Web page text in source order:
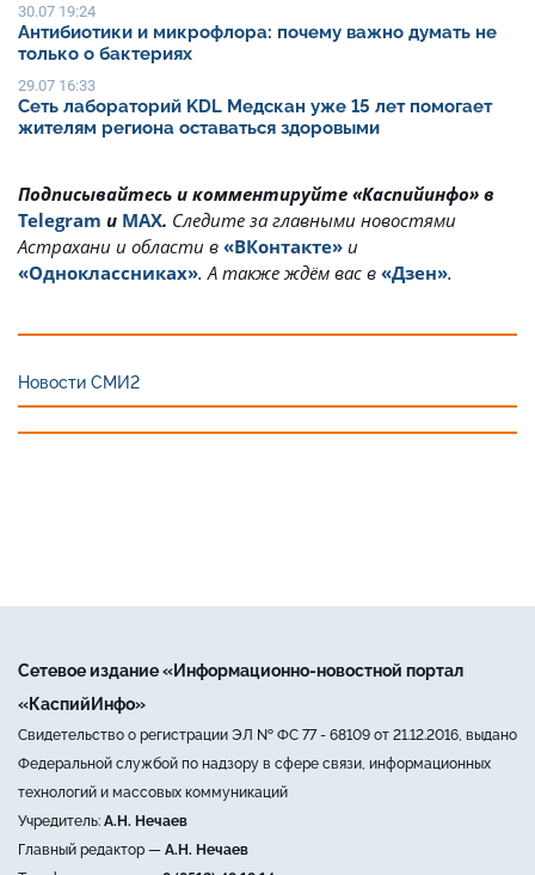
30.07 19:24
Антибиотики и микрофлора: почему важно думать не
только о бактериях
29.07 16:33
Сеть лабораторий KDL Медскан уже 15 лет помогает
жителям региона оставаться здоровыми
Подписывайтесь и комментируйте «Каспийинфо» в
Telegram и MAX. Cледите за главными новостями
Астрахани и области в «ВКонтакте» и
«Одноклассниках». А также ждём вас в «Дзен».
Новости СМИ2
Сетевое издание «Информационно-новостной портал
«КаспийИнфо»
Свидетельство о регистрации ЭЛ № ФС 77 - 68109 от 21.12.2016, выдано
Федеральной службой по надзору в сфере связи, информационных
технологий и массовых коммуникаций
Учредитель: А.Н. Нечаев
Главный редактор — А.Н. Нечаев